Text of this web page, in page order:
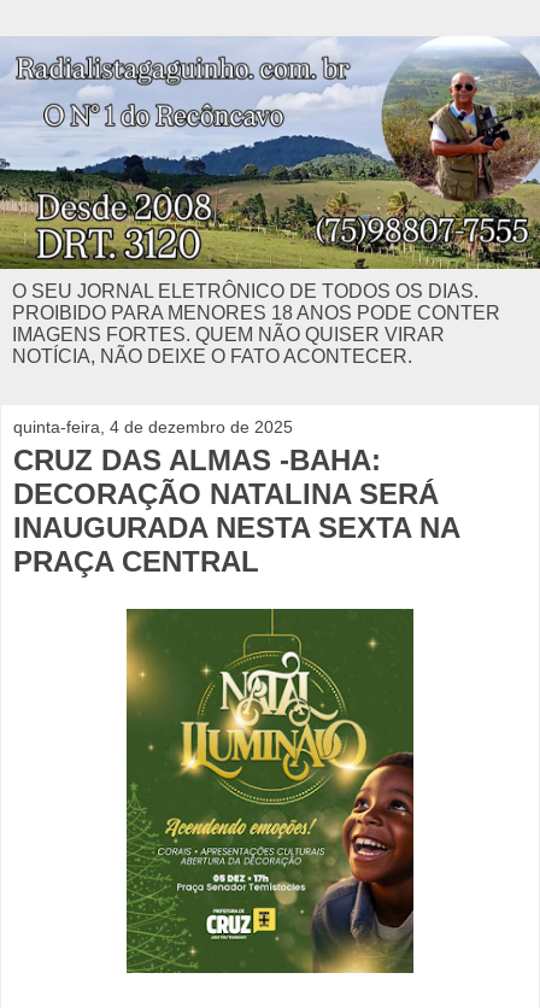
O SEU JORNAL ELETRÔNICO DE TODOS OS DIAS.
PROIBIDO PARA MENORES 18 ANOS PODE CONTER
IMAGENS FORTES. QUEM NÃO QUISER VIRAR
NOTÍCIA, NÃO DEIXE O FATO ACONTECER.
quinta-feira, 4 de dezembro de 2025
CRUZ DAS ALMAS -BAHA:
DECORAÇÃO NATALINA SERÁ
INAUGURADA NESTA SEXTA NA
PRAÇA CENTRAL